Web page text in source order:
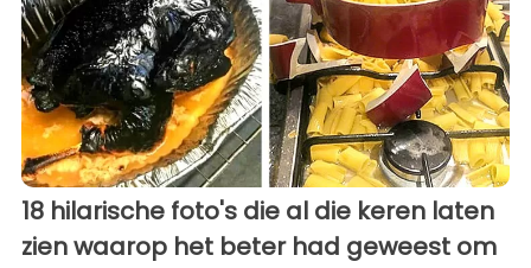
18 hilarische foto's die al die keren laten
zien waarop het beter had geweest om